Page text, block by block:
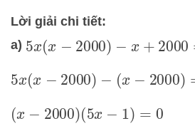
Lời giải chi tiết:
a) 5x(x−2000)− x+ 2000=0
5x(x−2000)− (x−2000)=0
(x−2000)(5x− 1)=0